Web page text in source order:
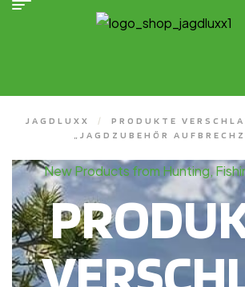
JAGDLUXX /
PRODUKTE
„JAGDZUBEHÖR
New Products from Hunting,